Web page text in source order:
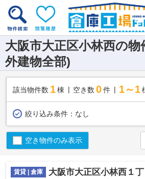
大阪市大正区小林西の物
外建物全部)
該当物件数 1棟 空き数 0 件 1～1
絞り込み条件： なし
空き物件のみ表示
賃貸 | 倉庫 大阪市大正区小林西１